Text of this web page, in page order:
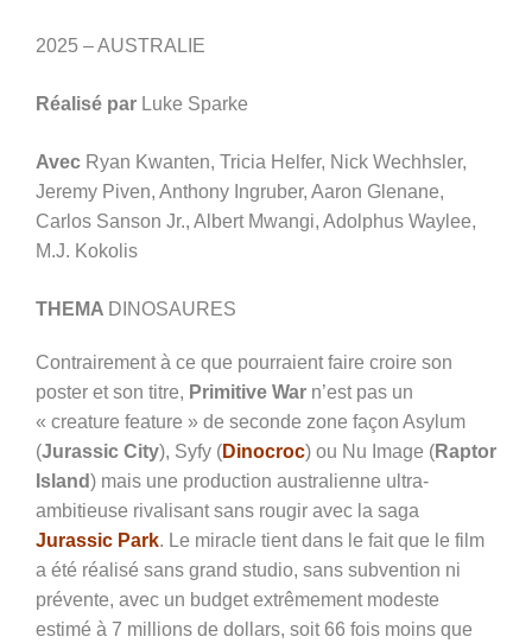
2025 – AUSTRALIE
Réalisé par Luke Sparke
Avec Ryan Kwanten, Tricia Helfer, Nick Wechhsler,
Jeremy Piven, Anthony Ingruber, Aaron Glenane,
Carlos Sanson Jr., Albert Mwangi, Adolphus Waylee,
M.J. Kokolis
THEMA DINOSAURES
Contrairement à ce que pourraient faire croire son
poster et son titre, Primitive War n’est pas un
« creature feature » de seconde zone façon Asylum
(Jurassic City), Syfy (Dinocroc) ou Nu Image (Raptor
Island) mais une production australienne ultra-
ambitieuse rivalisant sans rougir avec la saga
Jurassic Park. Le miracle tient dans le fait que le film
a été réalisé sans grand studio, sans subvention ni
prévente, avec un budget extrêmement modeste
estimé à 7 millions de dollars, soit 66 fois moins que